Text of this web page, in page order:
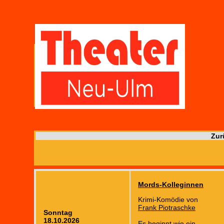
Sonntag
18.10.2026
Mords-Kolleginnen
Krimi-Komödie von
Frank Piotraschke